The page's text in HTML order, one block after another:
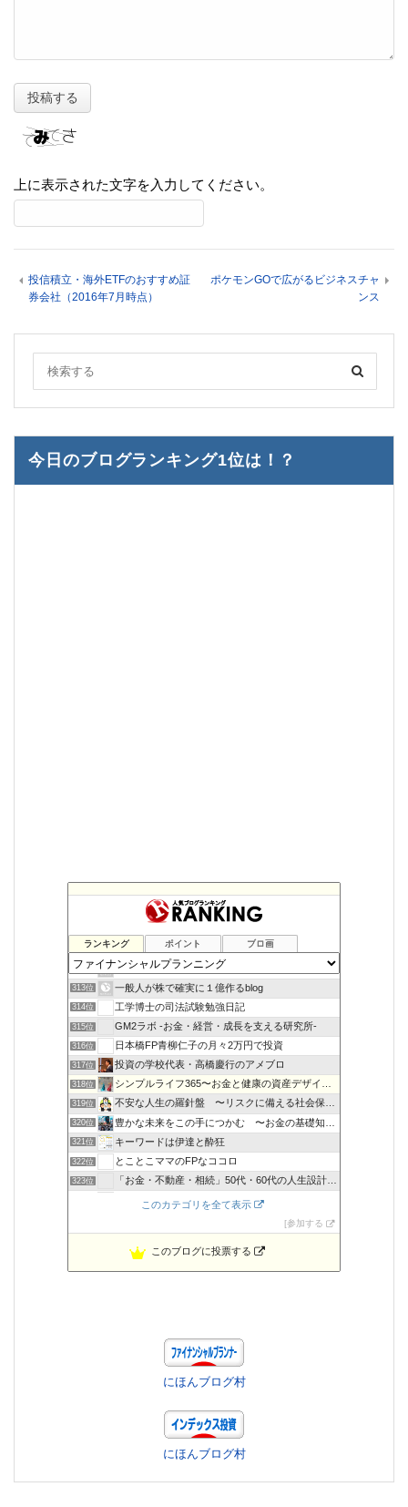
上に表示された文字を入力してください。
投信積立・海外ETFのおすすめ証
券会社（2016年7月時点）
ポケモンGOで広がるビジネスチャ
ンス
今日のブログランキング1位は！？
ランキング ポイント ブロ画
311位 金持ち父さんになりたいな
312位 大学生の副業生活
313位 一般人が株で確実に１億作るblog
314位 工学博士の司法試験勉強日記
315位 GM2ラボ -お金・経営・成長を支える研究所-
316位 日本橋FP青柳仁子の月々2万円で投資
317位 投資の学校代表・高橋慶行のアメブロ
318位 シンプルライフ365〜お金と健康の資産デザイン〜
319位 不安な人生の羅針盤 〜リスクに備える社会保障〜
320位 豊かな未来をこの手につかむ 〜お金の基礎知識〜
321位 キーワードは伊達と酔狂
322位 とことこママのFPなココロ
323位 「お金・不動産・相続」50代・60代の人生設計をサポート
島根の行政書士＆ファイナンシャルプランナー小室寿明
このカテゴリを全て表示
参加する
このブログに投票する
にほんブログ村
にほんブログ村